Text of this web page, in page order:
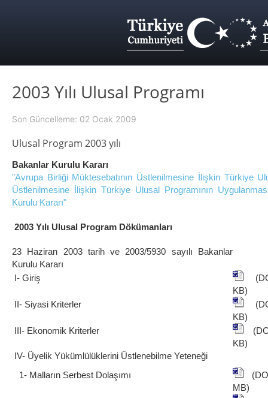
2003 Yılı Ulusal Programı
Son Güncelleme: 02 Ocak 2009
Ulusal Program 2003 yılı
Bakanlar Kurulu Kararı
"Avrupa Birliği Müktesebatının Üstlenilmesine İlişkin Türkiye
Üstlenilmesine İlişkin Türkiye Ulusal Programının
Kurulu Kararı"
2003 Yılı Ulusal Program Dökümanları
23 Haziran 2003 tarih ve 2003/5930 sayılı Bakanlar
Kurulu Kararı
I- Giriş
KB)
II- Siyasi Kriterler
KB)
III- Ekonomik Kriterler
KB)
IV- Üyelik Yükümlülüklerini Üstlenebilme Yeteneği
1- Malların Serbest Dolaşımı
MB)